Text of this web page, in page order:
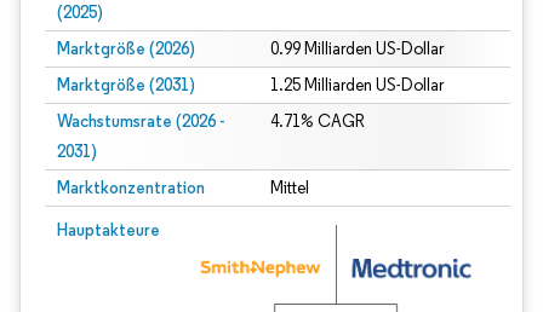
(2025)
Marktgröße (2026) 0.99 Milliarden US-Dollar
Marktgröße (2031) 1.25 Milliarden US-Dollar
Wachstumsrate (2026 -
2031)
4.71% CAGR
Marktkonzentration Mittel
Hauptakteure
Bild © Mordor Intelligence. Wiederverwendung erfordert Namensnennung